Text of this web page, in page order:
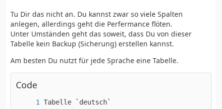
Tu Dir das nicht an. Du kannst zwar so viele Spalten
anlegen, allerdings geht die Perfermance flöten.
Unter Umständen geht das soweit, dass Du von dieser
Tabelle kein Backup (Sicherung) erstellen kannst.
Am besten Du nutzt für jede Sprache eine Tabelle.
Code